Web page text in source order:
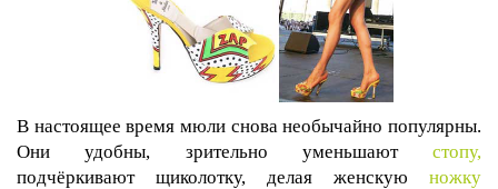
В настоящее время мюли снова необычайно популярны.
Они удобны, зрительно уменьшают стопу,
подчёркивают щиколотку, делая женскую ножку